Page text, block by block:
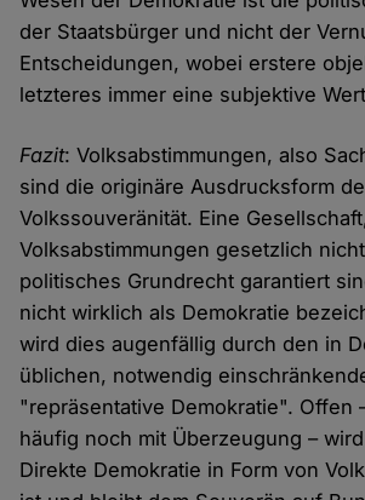
der Staatsbürger und nicht der
Entscheidungen, wobei erstere
letzteres immer eine subjektive
Fazit: Volksabstimmungen, also
sind die originäre Ausdrucksform
Volkssouveränität. Eine
Volksabstimmungen gesetzlich
politisches Grundrecht garantiert
nicht wirklich als Demokratie
wird dies augenfällig durch den in
üblichen, notwendig
"repräsentative Demokratie". Offen
häufig noch mit Überzeugung –
Direkte Demokratie in Form von